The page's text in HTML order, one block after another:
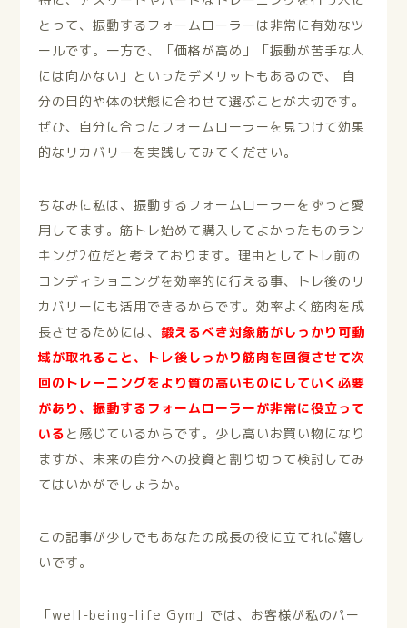
とって、振動するフォームローラーは非常に有効なツ
ールです。一方で、「価格が高め」「振動が苦手な人
には向かない」といったデメリットもあるので、 自
分の目的や体の状態に合わせて選ぶことが大切です。
ぜひ、自分に合ったフォームローラーを見つけて効果
的なリカバリーを実践してみてください。
ちなみに私は、振動するフォームローラーをずっと愛
用してます。筋トレ始めて購入してよかったものラン
キング2位だと考えております。理由としてトレ前の
コンディショニングを効率的に行える事、トレ後のリ
カバリーにも活用できるからです。効率よく筋肉を成
長させるためには、鍛えるべき対象筋がしっかり可動
域が取れること、トレ後しっかり筋肉を回復させて次
回のトレーニングをより質の高いものにしていく必要
があり、振動するフォームローラーが非常に役立って
いる と感じているからです。少し高いお買い物になり
ますが、未来の自分への投資と割り切って検討してみ
てはいかがでしょうか。
この記事が少しでもあなたの成長の役に立てれば嬉し
いです。
「well-being-life Gym」では、お客様が私のパー